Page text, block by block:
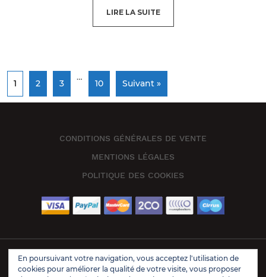
LIRE LA SUITE
1 2 3
…
10 Suivant »
CONDITIONS GÉNÉRALES DE VENTE
MENTIONS LÉGALES
POLITIQUE DES COOKIES
Book Store Wordpress Theme 2021 | All Rights Reserved.
En poursuivant votre navigation, vous acceptez l'utilisation de
cookies pour améliorer la qualité de votre visite, vous proposer